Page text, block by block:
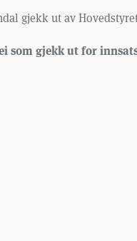
gjekk ut av
som gjekk ut for